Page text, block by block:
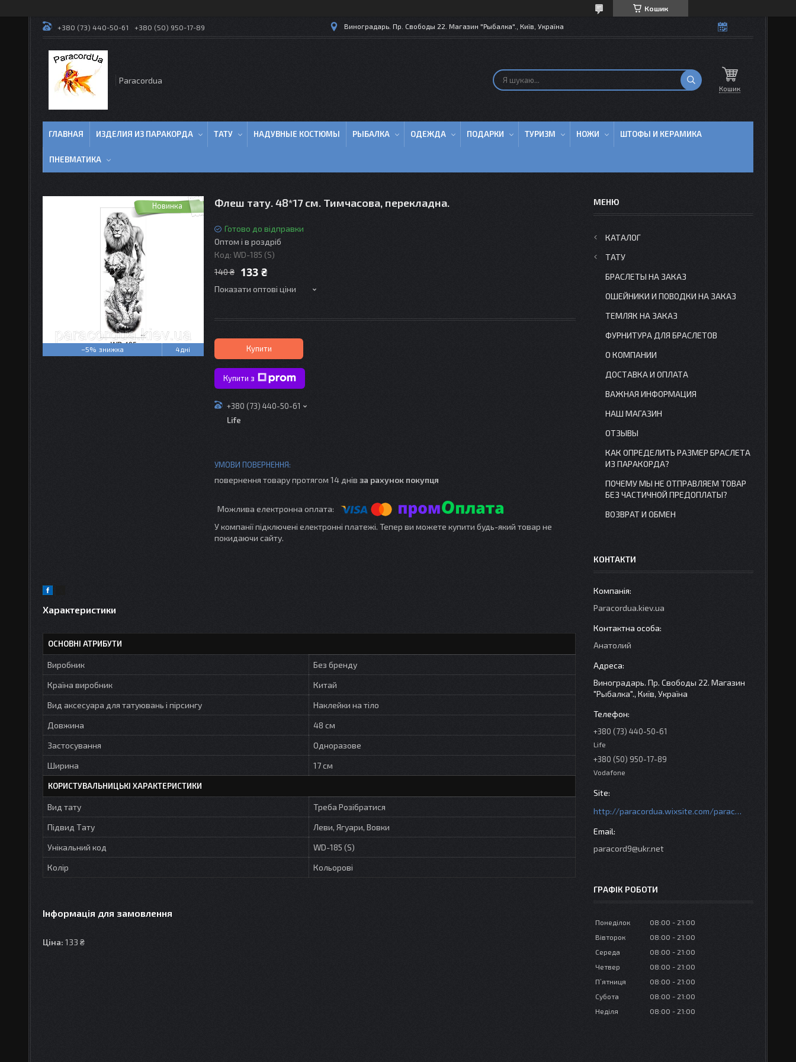
Кошик
+380 (73) 440-50-61 +380 (50) 950-17-89 Виноградарь. Пр. Свободы 22. Магазин "Рыбалка"., Київ, Україна
Paracordua
Кошик
ГЛАВНАЯ ИЗДЕЛИЯ ИЗ ПАРАКОРДА ТАТУ НАДУВНЫЕ КОСТЮМЫ РЫБАЛКА ОДЕЖДА ПОДАРКИ ТУРИЗМ НОЖИ ШТОФЫ И КЕРАМИКА
ПНЕВМАТИКА
–5% 4 дні
Новинка Флеш тату. 48*17 см. Тимчасова, перекладна.
Готово до відправки
Оптом і в роздріб
Код: WD-185 (S)
140 ₴
133 ₴
Показати оптові ціни
Купити
Купити з
+380 (73) 440-50-61
Life
повернення товару протягом 14 днів за рахунок покупця
У компанії підключені електронні платежі. Тепер ви можете купити будь-який товар не
покидаючи сайту.
Характеристики
ОСНОВНІ АТРИБУТИ
Виробник
Без бренду
Країна виробник
Китай
Вид аксесуара для татуювань і пірсингу
Наклейки на тіло
Довжина
48 см
Застосування
Одноразове
Ширина
17 см
КОРИСТУВАЛЬНИЦЬКІ ХАРАКТЕРИСТИКИ
Вид тату
Треба Розібратися
Підвид Тату
Леви, Ягуари, Вовки
Унікальний код
WD-185 (S)
Колір
Кольорові
Інформація для замовлення
Ціна: 133 ₴
КАТАЛОГ
ТАТУ
БРАСЛЕТЫ НА ЗАКАЗ
ОШЕЙНИКИ И ПОВОДКИ НА ЗАКАЗ
ТЕМЛЯК НА ЗАКАЗ
ФУРНИТУРА ДЛЯ БРАСЛЕТОВ
О КОМПАНИИ
ДОСТАВКА И ОПЛАТА
ВАЖНАЯ ИНФОРМАЦИЯ
НАШ МАГАЗИН
ОТЗЫВЫ
КАК ОПРЕДЕЛИТЬ РАЗМЕР БРАСЛЕТА
ИЗ ПАРАКОРДА?
ПОЧЕМУ МЫ НЕ ОТПРАВЛЯЕМ ТОВАР
БЕЗ ЧАСТИЧНОЙ ПРЕДОПЛАТЫ?
ВОЗВРАТ И ОБМЕН
КОНТАКТИ
Paracordua.kiev.ua
Анатолий
Виноградарь. Пр. Свободы 22. Магазин
"Рыбалка"., Київ, Україна
+380 (73) 440-50-61
Life
+380 (50) 950-17-89
Vodafone
http://paracordua.wixsite.com/paracord
paracord9@ukr.net
ГРАФІК РОБОТИ
Понеділок 08:00
21:00
Вівторок
08:00
21:00
Середа
08:00
21:00
Четвер
08:00
21:00
Пʼятниця
08:00
21:00
Субота
08:00
21:00
Неділя
08:00 21:00